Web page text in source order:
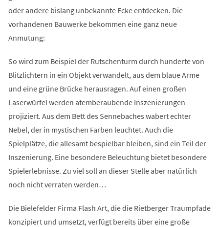
oder andere bislang unbekannte Ecke entdecken. Die
vorhandenen Bauwerke bekommen eine ganz neue
Anmutung:
So wird zum Beispiel der Rutschenturm durch hunderte von
Blitzlichtern in ein Objekt verwandelt, aus dem blaue Arme
und eine grüne Brücke herausragen. Auf einen großen
Laserwürfel werden atemberaubende Inszenierungen
projiziert. Aus dem Bett des Sennebaches wabert echter
Nebel, der in mystischen Farben leuchtet. Auch die
Spielplätze, die allesamt bespielbar bleiben, sind ein Teil der
Inszenierung. Eine besondere Beleuchtung bietet besondere
Spielerlebnisse. Zu viel soll an dieser Stelle aber natürlich
noch nicht verraten werden…
Die Bielefelder Firma Flash Art, die die Rietberger Traumpfade
konzipiert und umsetzt, verfügt bereits über eine große